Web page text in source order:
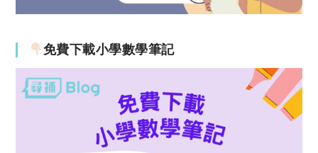
免費下載小學數學筆記